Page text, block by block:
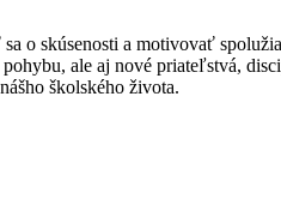
o skúsenosti a motivovať
ale aj nové priateľstvá,
školského života.